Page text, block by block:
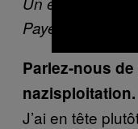
Payet.
Parlez-nous
nazisploitation.
J’ai en tête